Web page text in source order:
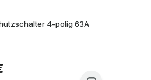
4-polig 63A